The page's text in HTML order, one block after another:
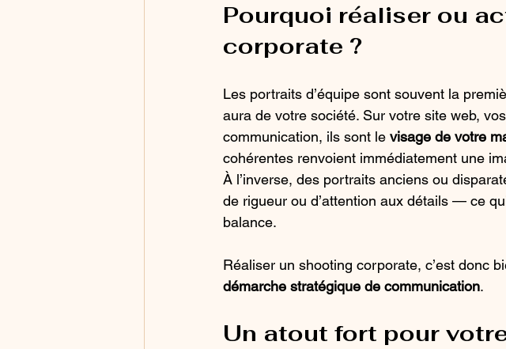
Pourquoi réaliser ou
corporate ?
Les portraits d’équipe sont souvent la
aura de votre société. Sur votre site web,
communication, ils sont le visage de votre
cohérentes renvoient immédiatement une
À l’inverse, des portraits anciens ou
de rigueur ou d’attention aux détails — ce
balance.
Réaliser un shooting corporate, c’est donc
démarche stratégique de communication.
Un atout fort pour